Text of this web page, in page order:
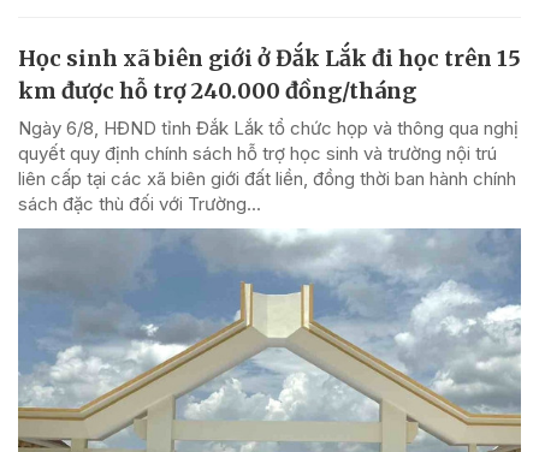
Học sinh xã biên giới ở Đắk Lắk đi học trên 15
km được hỗ trợ 240.000 đồng/tháng
Ngày 6/8, HĐND tỉnh Đắk Lắk tổ chức họp và thông qua nghị
quyết quy định chính sách hỗ trợ học sinh và trường nội trú
liên cấp tại các xã biên giới đất liền, đồng thời ban hành chính
sách đặc thù đối với Trường...